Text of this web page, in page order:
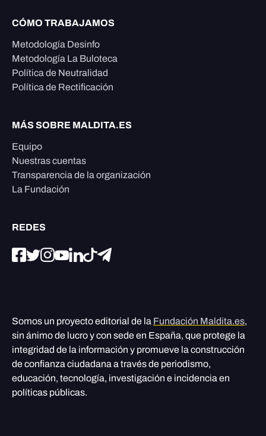
CÓMO TRABAJAMOS
Metodología Desinfo
Metodología La Buloteca
Política de Neutralidad
Política de Rectificación
MÁS SOBRE MALDITA.ES
Equipo
Nuestras cuentas
Transparencia de la organización
La Fundación
REDES
Somos un proyecto editorial de la Fundación Maldita.es,
sin ánimo de lucro y con sede en España, que protege la
integridad de la información y promueve la construcción
de confianza ciudadana a través de periodismo,
educación, tecnología, investigación e incidencia en
políticas públicas.